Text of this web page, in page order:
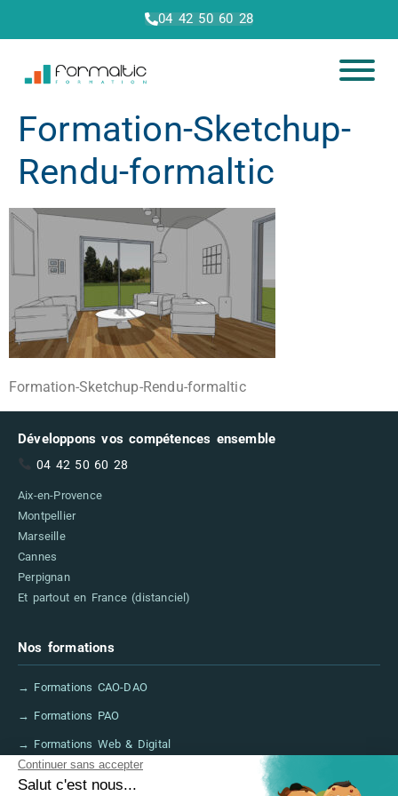
04 42 50 60 28
Formation-Sketchup-
Rendu-formaltic
Formation-Sketchup-Rendu-formaltic
Développons vos compétences ensemble
04 42 50 60 28
Aix-en-Provence
Montpellier
Marseille
Cannes
Perpignan
Et partout en France (distanciel)
Nos formations
→ Formations CAO-DAO
→ Formations PAO
→ Formations Web & Digital
→ Formations IA